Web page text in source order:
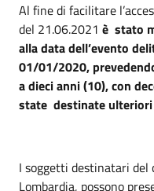
Al fine di facilitare
del 21.06.2021 è stato
alla data dell’evento
01/01/2020,
a dieci anni (10), con
state destinate
I soggetti destinatari
Lombardia, possono